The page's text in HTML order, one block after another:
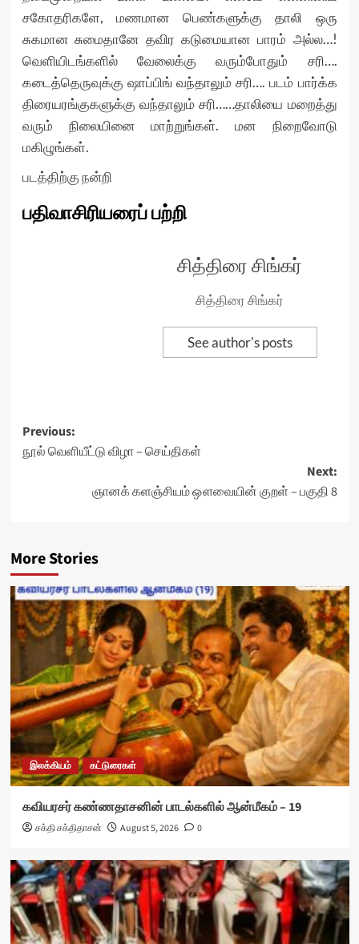
சகோதரிகளே, மணமான பெண்களுக்கு தாலி ஒரு
சுகமான சுமைதானே தவிர கடுமையான பாரம் அல்ல…!
வெளியிடங்களில் வேலைக்கு வரும்போதும் சரி….
கடைத்தெருவுக்கு ஷாப்பிங் வந்தாலும் சரி…. படம் பார்க்க
திரையரங்குகளுக்கு வந்தாலும் சரி……தாலியை மறைத்து
வரும் நிலையினை மாற்றுங்கள். மன நிறைவோடு
மகிழுங்கள்.
படத்திற்கு நன்றி
பதிவாசிரியரைப் பற்றி
சித்திரை சிங்கர்
சித்திரை சிங்கர்
See author's posts
Post
navigation
Previous:
நூல் வெளியீட்டு விழா – செய்திகள்
Next:
ஞானக் களஞ்சியம் ஔவையின் குறள் – பகுதி 8
More Stories
இலக்கியம் கட்டுரைகள்
கவியரசர் கண்ணதாசனின் பாடல்களில் ஆன்மீகம் – 19
சக்தி சக்திதாசன் August 5, 2026 0